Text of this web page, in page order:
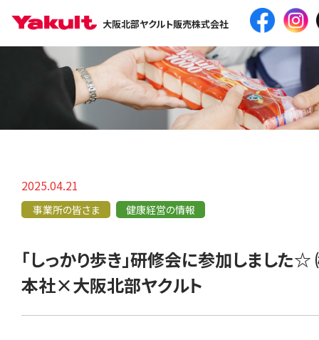
大阪北部ヤクルト販売株式会社
2025.04.21
事業所の皆さま 健康経営の情報
「しっかり歩き」研修会に参加しました☆
本社×大阪北部ヤクルト